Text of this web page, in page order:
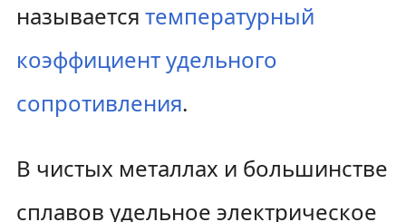
называется температурный
коэффициент удельного
сопротивления.
В чистых металлах и большинстве
сплавов удельное электрическое